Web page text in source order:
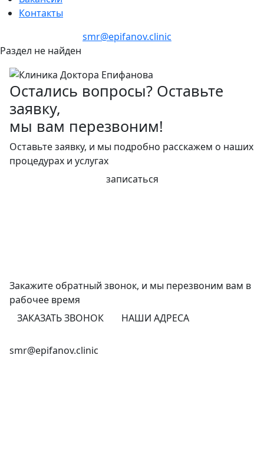
Контакты
smr@epifanov.clinic
Раздел не найден
Остались вопросы? Оставьте
заявку,
мы вам перезвоним!
Оставьте заявку, и мы подробно расскажем о наших
процедурах и услугах
записаться
Закажите обратный звонок, и мы перезвоним вам в
рабочее время
ЗАКАЗАТЬ ЗВОНОК
НАШИ АДРЕСА
smr@epifanov.clinic